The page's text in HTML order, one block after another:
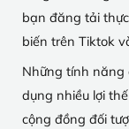
bạn đăng tải
biến trên Tiktok
Những tính năng
dụng nhiều lợi
cộng đồng đối